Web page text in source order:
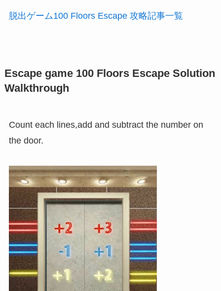
脱出ゲーム100 Floors Escape 攻略記事一覧
Escape game 100 Floors Escape Solution
Walkthrough
Count each lines,add and subtract the number on
the door.